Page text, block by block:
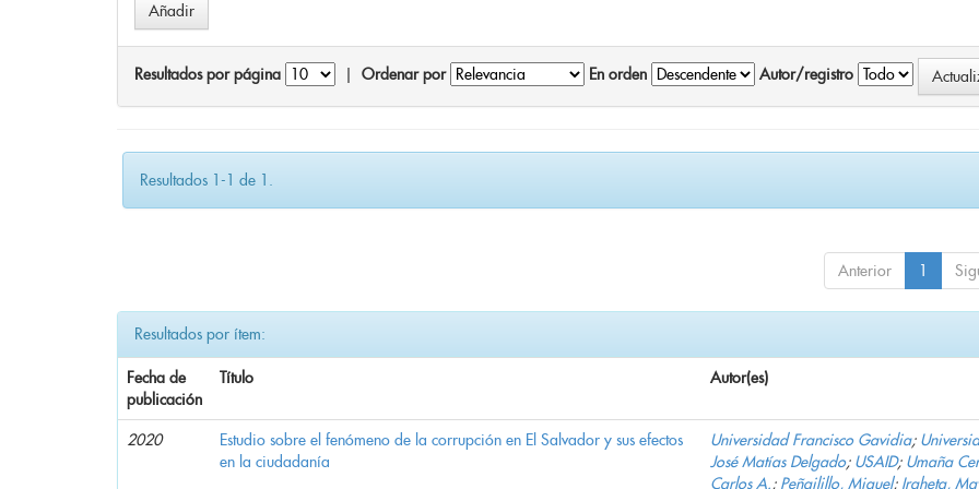
Resultados por página Ordenar por En orden Autor/registro
Resultados 1-1 de 1.
Anterior 1
Resultados por ítem:
Fecha de
publicación
Título Autor(es)
2020
Estudio sobre el fenómeno de la corrupción en El Salvador y sus efectos
en la ciudadanía
Universidad Francisco Gavidia;
José Matías Delgado; USAID; Umaña
Carlos A.; Peñailillo, Miguel; Iraheta,